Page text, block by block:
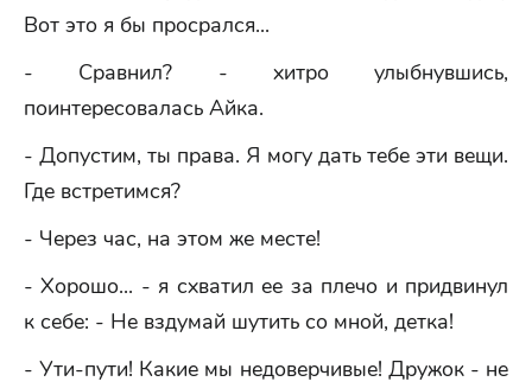
Вот это я бы просрался...
- Сравнил? - хитро улыбнувшись,
поинтересовалась Айка.
- Допустим, ты права. Я могу дать тебе эти вещи.
Где встретимся?
- Через час, на этом же месте!
- Хорошо... - я схватил ее за плечо и придвинул
к себе: - Не вздумай шутить со мной, детка!
- Ути-пути! Какие мы недоверчивые! Дружок - не